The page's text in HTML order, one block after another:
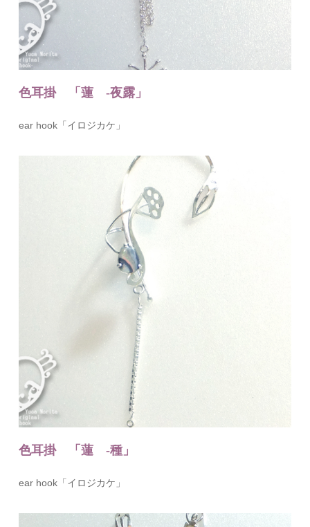
色耳掛 「蓮 -夜露」
ear hook「イロジカケ」
色耳掛 「蓮 -種」
ear hook「イロジカケ」